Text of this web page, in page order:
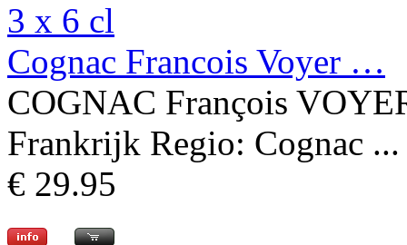
Cognac Francois Voyer …
COGNAC François
Frankrijk Regio: Cognac ...
€ 29.95